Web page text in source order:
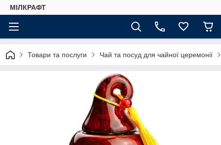
МІЛКРАФТ
Товари та послуги Чай та посуд для чайної церемонії